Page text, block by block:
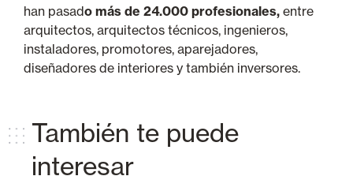
han pasado más de 24.000 profesionales, entre
arquitectos, arquitectos técnicos, ingenieros,
instaladores, promotores, aparejadores,
diseñadores de interiores y también inversores.
También te puede
interesar